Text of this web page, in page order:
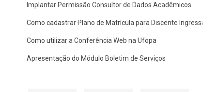
Implantar Permissão Consultor de Dados Acadêmicos
Como cadastrar Plano de Matrícula para Discente Ingressante
Como utilizar a Conferência Web na Ufopa
Apresentação do Módulo Boletim de Serviços